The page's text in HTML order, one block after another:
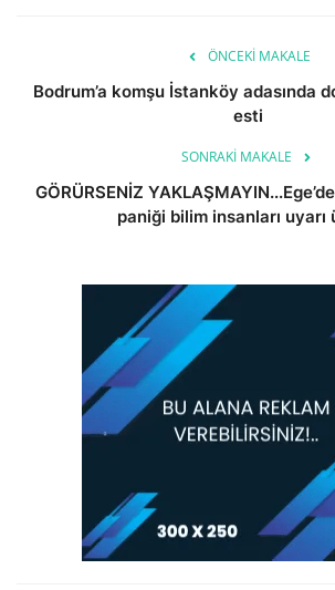
ÖNCEKI MAKALE
Bodrum’a komşu İstanköy adasında
esti
SONRAKI MAKALE
GÖRÜRSENİZ
paniği bilim insanları uyarı